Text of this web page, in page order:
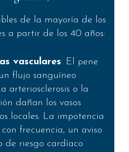
de la mayoría de los
a partir de los 40 años:
vasculares: El pene
flujo sanguíneo
arteriosclerosis o la
dañan los vasos
locales. La impotencia
con frecuencia, un aviso
de riesgo cardíaco